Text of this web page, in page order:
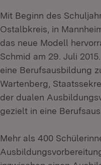
Mit Beginn des
Ostalbkreis, in
das neue Modell
Schmid am 29. Juli
eine Berufsausbildung
Wartenberg,
der dualen
gezielt in eine
Mehr als 400